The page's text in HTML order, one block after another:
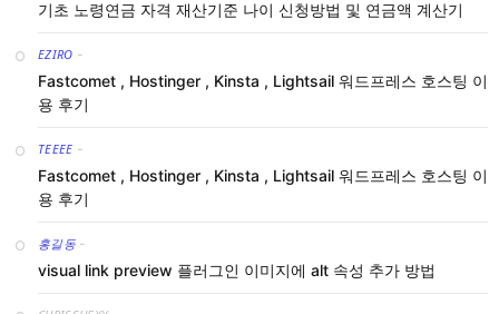
기초 노령연금 자격 재산기준 나이 신청방법 및 연금액 계산기
EZIRO -
Fastcomet , Hostinger , Kinsta , Lightsail 워드프레스 호스팅 이
용 후기
TEEEE -
Fastcomet , Hostinger , Kinsta , Lightsail 워드프레스 호스팅 이
용 후기
홍길동 -
visual link preview 플러그인 이미지에 alt 속성 추가 방법